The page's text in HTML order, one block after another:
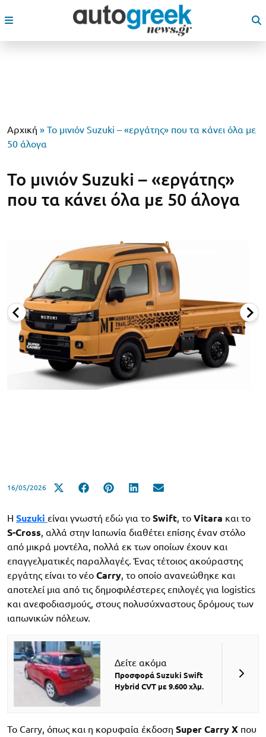
Αρχική » Το μινιόν Suzuki – «εργάτης» που τα κάνει όλα με
50 άλογα
Το μινιόν Suzuki – «εργάτης»
που τα κάνει όλα με 50 άλογα
16/05/2026
Η Suzuki είναι γνωστή εδώ για το Swift, το Vitara και το
S-Cross, αλλά στην Ιαπωνία διαθέτει επίσης έναν στόλο
από μικρά μοντέλα, πολλά εκ των οποίων έχουν και
επαγγελματικές παραλλαγές. Ένας τέτοιος ακούραστης
εργάτης είναι το νέο Carry, το οποίο ανανεώθηκε και
αποτελεί μια από τις δημοφιλέστερες επιλογές για logistics
και ανεφοδιασμούς, στους πολυσύχναστους δρόμους των
ιαπωνικών πόλεων.
Δείτε ακόμα
Προσφορά Suzuki Swift
Hybrid CVT με 9.600 χλμ.
Το Carry, όπως και η κορυφαία έκδοση Super Carry X που